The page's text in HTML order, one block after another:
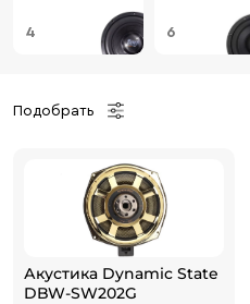
4 6
Подобрать
Акустика Dynamic State
DBW-SW202G